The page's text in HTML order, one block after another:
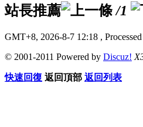
站長推薦 /1
GMT+8, 2026-8-7 12:18 ,
© 2001-2011 Powered by Discuz!
快速回復 返回頂部 返回列表